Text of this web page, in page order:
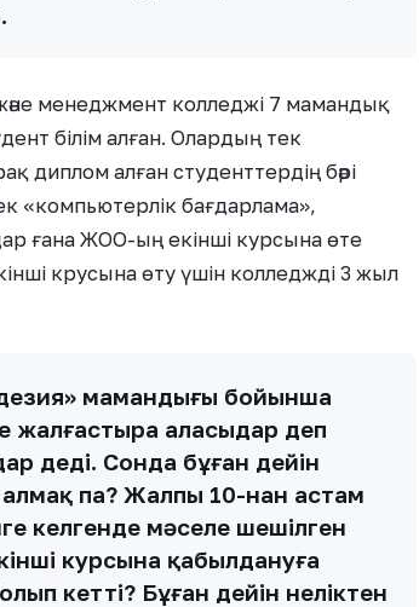
менеджмент колледжі 7 мамандық
білім алған. Олардың тек
алған студенттердің бәрі
«компьютерлік бағдарлама»,
ғана ЖОО-ың екінші курсына өте
крусына өту үшін колледжді 3 жыл
мамандығы бойынша
жалғастыра аласыңдар деп
деді. Сонда бұған дейін
па? Жалпы 10-нан астам
келгенде мәселе шешілген
курсына қабылдануға
кетті? Бұған дейін неліктен